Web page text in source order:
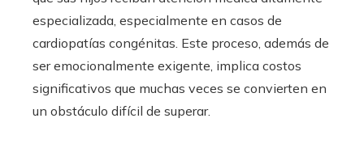
especializada, especialmente en casos de
cardiopatías congénitas. Este proceso, además de
ser emocionalmente exigente, implica costos
significativos que muchas veces se convierten en
un obstáculo difícil de superar.